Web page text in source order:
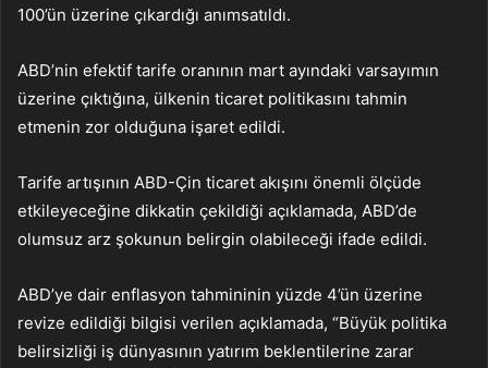
100’ün üzerine çıkardığı anımsatıldı.
ABD’nin efektif tarife oranının mart ayındaki varsayımın
üzerine çıktığına, ülkenin ticaret politikasını tahmin
etmenin zor olduğuna işaret edildi.
Tarife artışının ABD-Çin ticaret akışını önemli ölçüde
etkileyeceğine dikkatin çekildiği açıklamada, ABD’de
olumsuz arz şokunun belirgin olabileceği ifade edildi.
ABD’ye dair enflasyon tahmininin yüzde 4’ün üzerine
revize edildiği bilgisi verilen açıklamada, “Büyük politika
belirsizliği iş dünyasının yatırım beklentilerine zarar